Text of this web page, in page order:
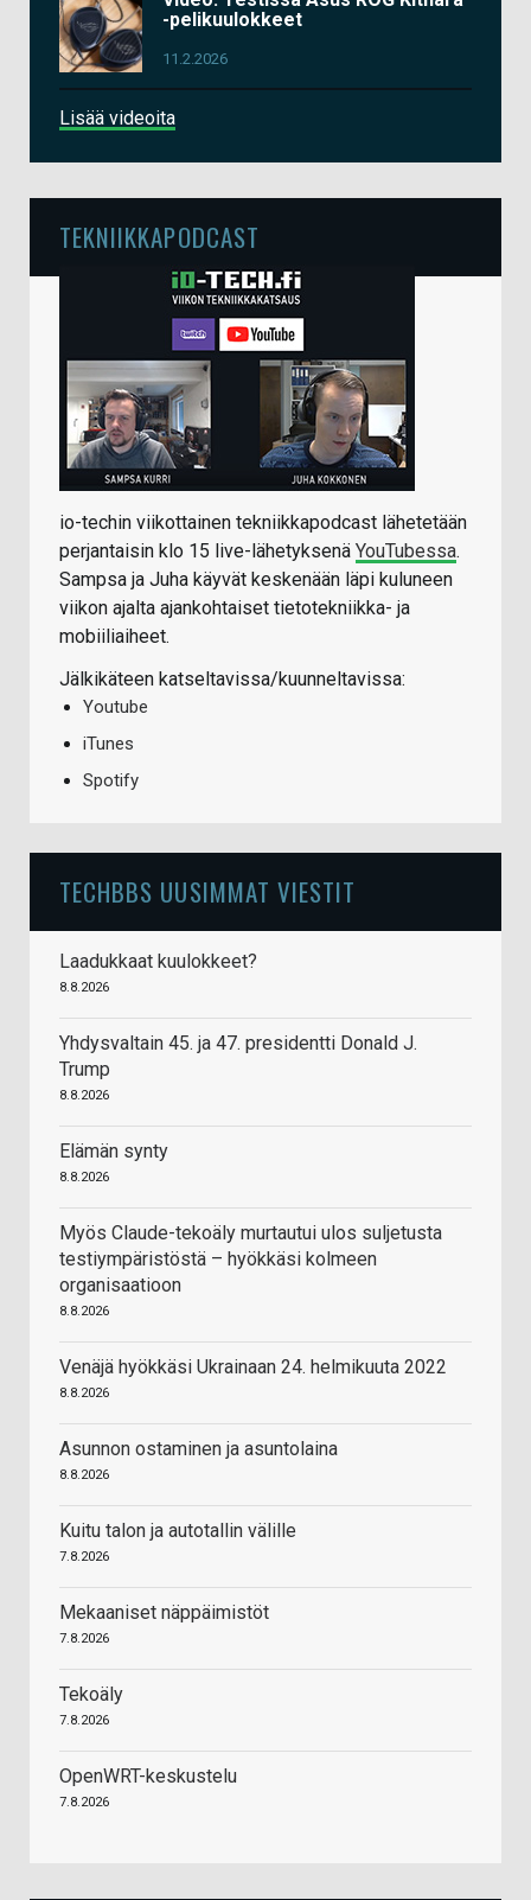
-pelikuulokkeet
11.2.2026
Lisää videoita
TEKNIIKKAPODCAST
io-techin viikottainen tekniikkapodcast lähetetään
perjantaisin klo 15 live-lähetyksenä YouTubessa.
Sampsa ja Juha käyvät keskenään läpi kuluneen
viikon ajalta ajankohtaiset tietotekniikka- ja
mobiiliaiheet.
Jälkikäteen katseltavissa/kuunneltavissa:
Youtube
iTunes
Spotify
TECHBBS UUSIMMAT VIESTIT
Laadukkaat kuulokkeet?
8.8.2026
Yhdysvaltain 45. ja 47. presidentti Donald J.
Trump
8.8.2026
Elämän synty
8.8.2026
Myös Claude-tekoäly murtautui ulos suljetusta
testiympäristöstä – hyökkäsi kolmeen
organisaatioon
8.8.2026
Venäjä hyökkäsi Ukrainaan 24. helmikuuta 2022
8.8.2026
Asunnon ostaminen ja asuntolaina
8.8.2026
Kuitu talon ja autotallin välille
7.8.2026
Mekaaniset näppäimistöt
7.8.2026
Tekoäly
7.8.2026
OpenWRT-keskustelu
7.8.2026